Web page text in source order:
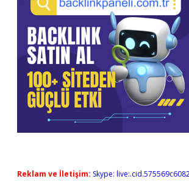
Reklam ve İletişim: Skype: